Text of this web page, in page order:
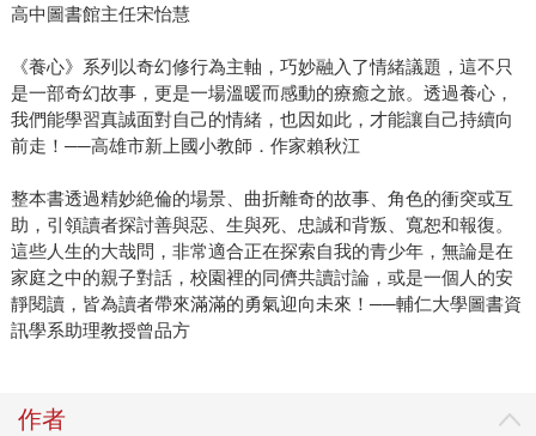
高中圖書館主任宋怡慧
《養心》系列以奇幻修行為主軸，巧妙融入了情緒議題，這不只
是一部奇幻故事，更是一場溫暖而感動的療癒之旅。透過養心，
我們能學習真誠面對自己的情緒，也因如此，才能讓自己持續向
前走！──高雄市新上國小教師．作家賴秋江
整本書透過精妙絶倫的場景、曲折離奇的故事、角色的衝突或互
助，引領讀者探討善與惡、生與死、忠誠和背叛、寬恕和報復。
這些人生的大哉問，非常適合正在探索自我的青少年，無論是在
家庭之中的親子對話，校園裡的同儕共讀討論，或是一個人的安
靜閱讀，皆為讀者帶來滿滿的勇氣迎向未來！──輔仁大學圖書資
訊學系助理教授曾品方
作者